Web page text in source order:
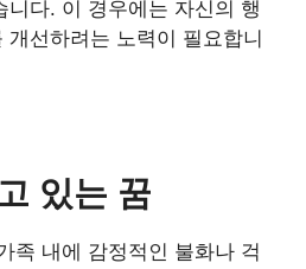
니다. 이 경우에는 자신의 행
개선하려는 노력이 필요합니
있는 꿈
족 내에 감정적인 불화나 걱